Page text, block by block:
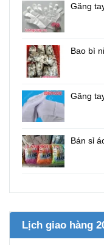
Găng
Bao bì
Găng
Bán sỉ
Lịch giao hàng